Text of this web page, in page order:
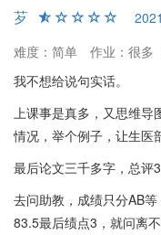
芕
难度：简单
作业：很多
我不想给说句实话。
上课事是真多，又思维导
情况，举个例子，让生医
最后论文三千多字，总评3
去问助教，成绩只分AB
83.5最后绩点3，就问离不